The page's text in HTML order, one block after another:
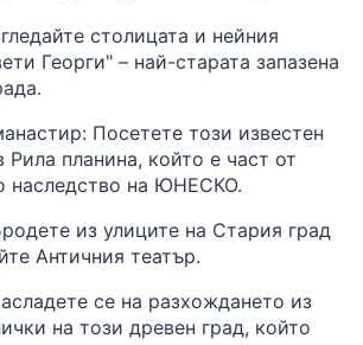
столицата и нейния
Георги" – най-старата запазена
Посетете този известен
Рила планина, който е част от
наследство на ЮНЕСКО.
из улиците на Стария град
Античния театър.
се на разхождането из
на този древен град, който